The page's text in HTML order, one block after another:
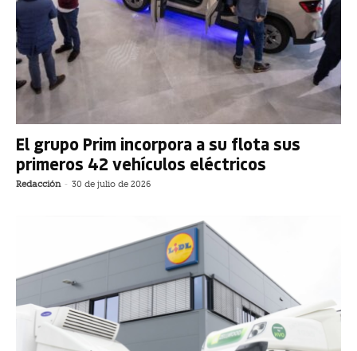
El grupo Prim incorpora a su flota sus
primeros 42 vehículos eléctricos
Redacción - 30 de julio de 2026